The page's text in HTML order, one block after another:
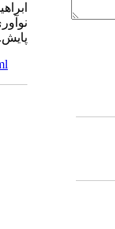
پایش. 1391; 12 (1) :5-16